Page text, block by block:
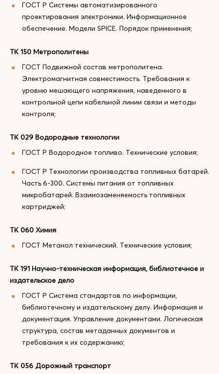
ГОСТ Р Системы автоматизированного
проектирования электроники. Информационное
обеспечение. Модели SPICE. Порядок применения;
ТК 150 Метрополитены
ГОСТ Подвижной состав метрополитена.
Электромагнитная совместимость. Требования к
уровню мешающего напряжения, наведенного в
контрольной цепи кабельной линии связи и методы
контроля;
ТК 029 Водородные технологии
ГОСТ Р Водородное топливо. Технические условия;
ГОСТ Р Технологии производства топливных батарей.
Часть 6-300. Системы питания от топливных
микробатарей. Взаимозаменяемость топливных
картриджей;
ТК 060 Химия
ГОСТ Метанол технический. Технические условия;
ТК 191 Научно-техническая информация, библиотечное и
издательское дело
ГОСТ Р Система стандартов по информации,
библиотечному и издательскому делу. Информация и
документация. Управление документами. Логическая
структура, состав метаданных документов и
требования к их содержанию;
ТК 056 Дорожный транспорт